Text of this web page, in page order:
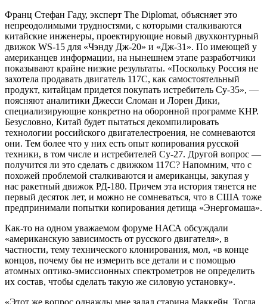
Франц Стефан Гаду, эксперт The Diplomat, объясняет это
непреодолимыми трудностями, с которыми сталкиваются
китайские инженеры, проектирующие новый двухконтурный
движок WS-15 для «Чэнду Дж-20» и «Дж-31». По имеющей у
американцев информации, на нынешнем этапе разработчики
показывают крайне низкие результаты. «Поскольку Россия не
захотела продавать двигатель 117С, как самостоятельный
продукт, китайцам придется покупать истребитель Су-35», —
поясняют аналитики Джесси Сломан и Лорен Дики,
специализирующие конкретно на оборонной программе КНР.
Безусловно, Китай будет пытаться декомпилировать
технологии российского двигателестроения, не сомневаются
они. Тем более что у них есть опыт копирования русской
техники, в том числе и истребителей Су-27. Другой вопрос —
получится ли это сделать с движком 117С? Напомним, что с
похожей проблемой сталкиваются и американцы, закупая у
нас ракетный движок РД-180. Причем эта история тянется не
первый десяток лет, и можно не сомневаться, что в США тоже
предпринимали попытки копирования детища «Энергомаша».
Как-то на одном уважаемом форуме НАСА обсуждали
«американскую зависимость от русского двигателя», в
частности, тему технического клонирования, мол, «в конце
концов, почему бы не измерить все детали и с помощью
атомных оптико-эмиссионных спектрометров не определить
их состав, чтобы сделать такую же силовую установку».
«Этот же вопрос однажды мне задал старина Маккейн. Тогда